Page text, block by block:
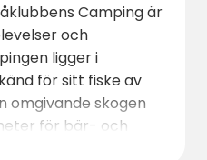
Camping är
och
ligger i
för sitt fiske av
omgivande skogen
för bär- och
under juni och